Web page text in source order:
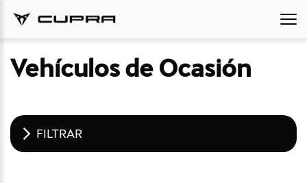
Vehículos de Ocasión
FILTRAR